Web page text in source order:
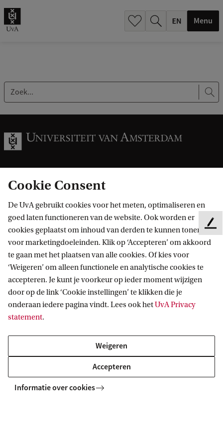
Menu
k
Informatie voor
Bachelorstudiekiezers
Masterstudiekiezers
UvA-studenten
Medewerkers
Journalisten
Alumni
Schooldecanen en vakdocenten
Werkgevers
Externen
Direct naar
Webmail
Bibliotheek
Vacatures
Huisstijl
Doneren
Merchandise kopen
Contact
Contact en locaties
UvA op social media
Copyright UvA 2026
Over deze site
Privacy
Cookie Consent
De UvA gebruikt cookies voor het meten, optimaliseren en
goed laten functioneren van de website. Ook worden er
cookies geplaatst om inhoud van derden te kunnen tonen en
voor marketingdoeleinden. Klik op ‘Accepteren’ om akkoord
te gaan met het plaatsen van alle cookies. Of kies voor
‘Weigeren’ om alleen functionele en analytische cookies te
accepteren. Je kunt je voorkeur op ieder moment wijzigen
door op de link ‘Cookie instellingen’ te klikken die je
onderaan iedere pagina vindt. Lees ook hetUvA Privacy
statement.
Weigeren
Accepteren
Informatie over cookies
F
e